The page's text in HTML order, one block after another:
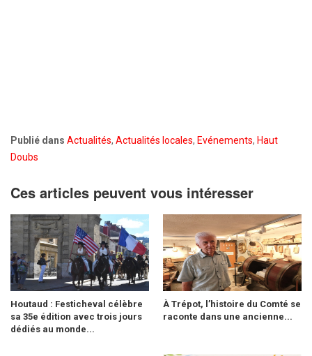
Publié dans Actualités, Actualités locales, Evénements, Haut
Doubs
Ces articles peuvent vous intéresser
Houtaud : Festicheval célèbre
sa 35e édition avec trois jours
dédiés au monde...
À Trépot, l’histoire du Comté se
raconte dans une ancienne...